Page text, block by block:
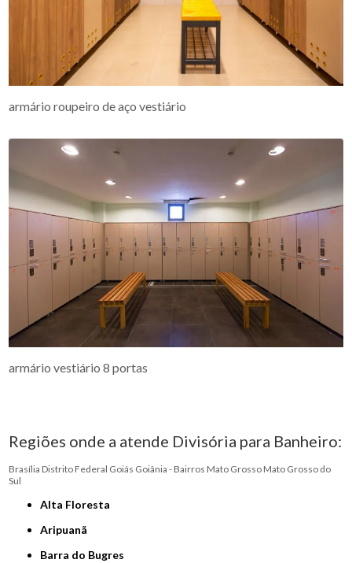
armário roupeiro de aço vestiário
armário vestiário 8 portas
Regiões onde a atende Divisória para Banheiro:
Brasília Distrito Federal Goiás Goiânia - Bairros Mato Grosso Mato Grosso do
Sul
Alta Floresta
Aripuanã
Barra do Bugres